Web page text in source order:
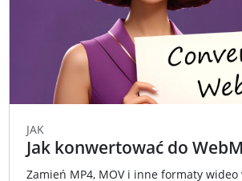
JAK
Jak konwertować do
Zamień MP4, MOV i inne formaty wideo